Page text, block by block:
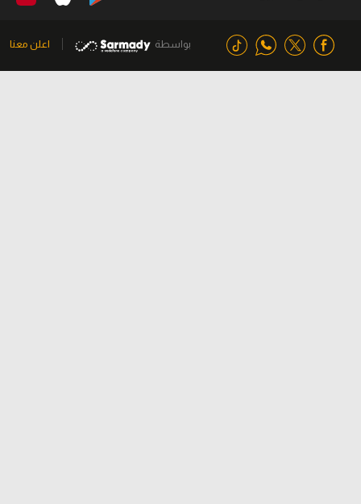
بواسطة اعلن معنا